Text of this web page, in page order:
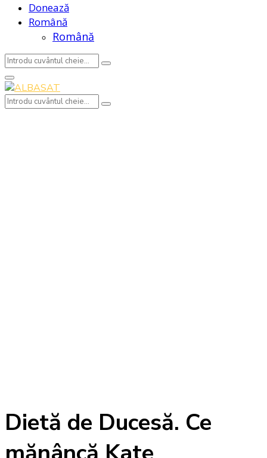
Donează
Română
Română
Search
for:
Search
Primary
Menu
Search
Search
Dietă de Ducesă. Ce